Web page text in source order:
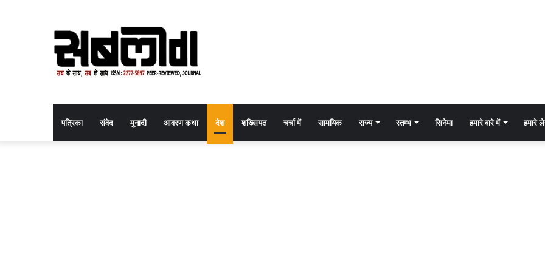
पत्रिका संवेद मुनादी आवरण कथा देश शख्सियत चर्चा में सामयिक राज्य स्तम्भ सिनेमा हमारे बारे में हमारे